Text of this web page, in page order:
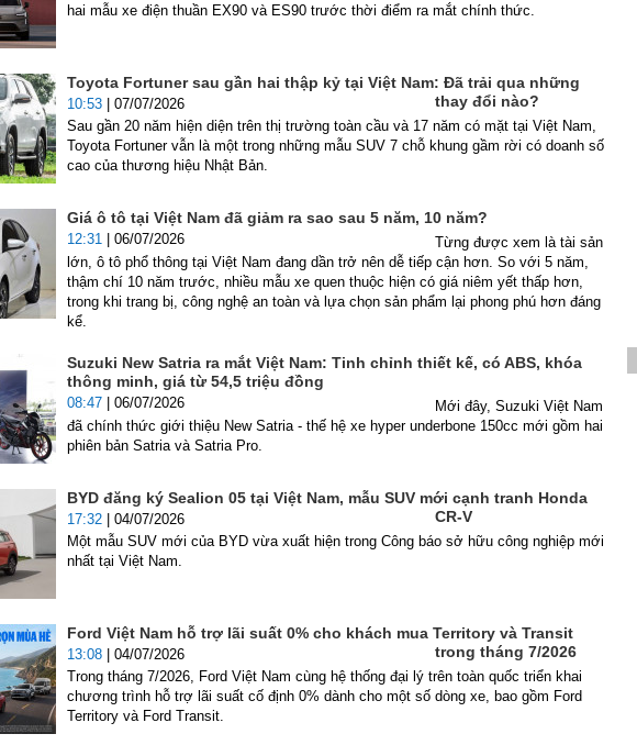
hai mẫu xe điện thuần EX90 và ES90 trước thời điểm ra mắt chính thức.
Toyota Fortuner sau gần hai thập kỷ tại Việt Nam: Đã trải qua những
thay đổi nào?
10:53 | 07/07/2026
Sau gần 20 năm hiện diện trên thị trường toàn cầu và 17 năm có mặt tại Việt Nam,
Toyota Fortuner vẫn là một trong những mẫu SUV 7 chỗ khung gầm rời có doanh số
cao của thương hiệu Nhật Bản.
Giá ô tô tại Việt Nam đã giảm ra sao sau 5 năm, 10 năm?
12:31 | 06/07/2026
Từng được xem là tài sản
lớn, ô tô phổ thông tại Việt Nam đang dần trở nên dễ tiếp cận hơn. So với 5 năm,
thậm chí 10 năm trước, nhiều mẫu xe quen thuộc hiện có giá niêm yết thấp hơn,
trong khi trang bị, công nghệ an toàn và lựa chọn sản phẩm lại phong phú hơn đáng
kể.
Suzuki New Satria ra mắt Việt Nam: Tinh chỉnh thiết kế, có ABS, khóa
thông minh, giá từ 54,5 triệu đồng
08:47 | 06/07/2026
Mới đây, Suzuki Việt Nam
đã chính thức giới thiệu New Satria - thế hệ xe hyper underbone 150cc mới gồm hai
phiên bản Satria và Satria Pro.
BYD đăng ký Sealion 05 tại Việt Nam, mẫu SUV mới cạnh tranh Honda
CR-V
17:32 | 04/07/2026
Một mẫu SUV mới của BYD vừa xuất hiện trong Công báo sở hữu công nghiệp mới
nhất tại Việt Nam.
Ford Việt Nam hỗ trợ lãi suất 0% cho khách mua Territory và Transit
trong tháng 7/2026
13:08 | 04/07/2026
Trong tháng 7/2026, Ford Việt Nam cùng hệ thống đại lý trên toàn quốc triển khai
chương trình hỗ trợ lãi suất cố định 0% dành cho một số dòng xe, bao gồm Ford
Territory và Ford Transit.